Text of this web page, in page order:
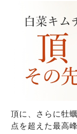
頂に、さらに牡
点を超えた最高